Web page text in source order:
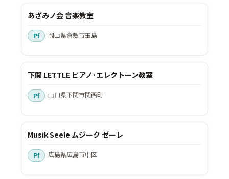
あざみノ会 音楽教室
岡山県倉敷市玉島
下関 LETTLE ピアノ･エレクトーン教室
山口県下関市関西町
Musik Seele ムジーク ゼーレ
広島県広島市中区